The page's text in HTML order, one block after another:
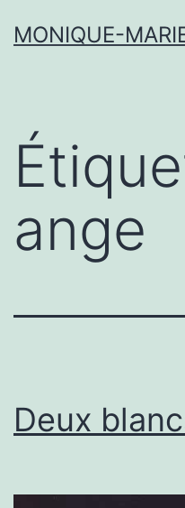
auMONIQUE-
ange
Deux